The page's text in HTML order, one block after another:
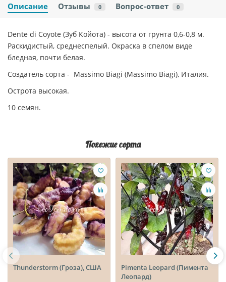
Описание Отзывы 0 Вопрос-ответ 0
Dente di Coyote (Зуб Койота) - высота от грунта 0,6-0,8 м.
Раскидистый, среднеспелый. Окраска в спелом виде
бледная, почти белая.
Создатель сорта - Massimo Biagi (Massimo Biagi), Италия.
Острота высокая.
10 семян.
Похожие сорта
Thunderstorm (Гроза), США
Pimenta Leopard (Пимента
Леопард)